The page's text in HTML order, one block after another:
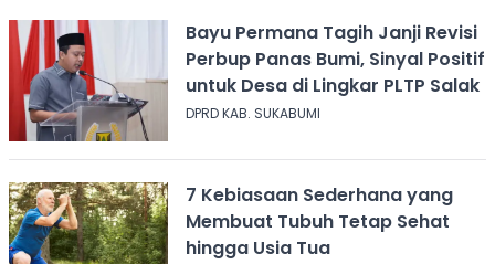
Bayu Permana Tagih Janji Revisi
Perbup Panas Bumi, Sinyal Positif
untuk Desa di Lingkar PLTP Salak
DPRD KAB. SUKABUMI
7 Kebiasaan Sederhana yang
Membuat Tubuh Tetap Sehat
hingga Usia Tua